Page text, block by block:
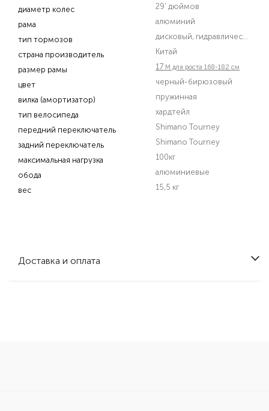
диаметр колес
29' дюймов
рама
алюминий
тип тормозов
дисковый, гидравлический
страна производитель
Китай
размер рамы
17 M для роста 168-182 см
цвет
черный-бирюзовый
вилка (амортизатор)
пружинная
тип велосипеда
хардтейл
передний переключатель
Shimano Tourney
задний переключатель
Shimano Tourney
максимальная нагрузка
100кг
обода
алюминиевые
вес
15,5 кг
Доставка и оплата